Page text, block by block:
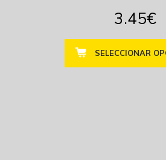
3.45€
SELECCIONAR